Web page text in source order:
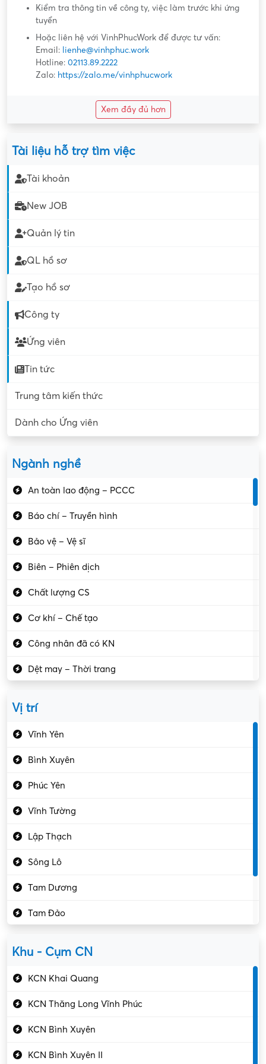
Kiểm tra thông tin về công ty, việc làm trước khi ứng
tuyển
Hoặc liên hệ với VinhPhucWork để được tư vấn:
Email: lienhe@vinhphuc.work
Hotline: 02113.89.2222
Zalo: https://zalo.me/vinhphucwork
Xem đầy đủ hơn
Tài liệu hỗ trợ tìm việc
Tài khoản
New JOB
Quản lý tin
QL hồ sơ
Tạo hồ sơ
Công ty
Ứng viên
Tin tức
Trung tâm kiến thức
Dành cho Ứng viên
Ngành nghề
An toàn lao động – PCCC
Báo chí – Truyền hình
Bảo vệ – Vệ sĩ
Biên – Phiên dịch
Chất lượng CS
Cơ khí – Chế tạo
Công nhân đã có KN
Dệt may – Thời trang
Kiểm soát chất lượng
Kỹ sư cơ khí
Kỹ sư điện
Kỹ thuật cao
Kỹ thuật mạng – IT
Làm bán thời gian
Vị trí
Vĩnh Yên
Bình Xuyên
Phúc Yên
Vĩnh Tường
Lập Thạch
Sông Lô
Tam Dương
Tam Đảo
Khu - Cụm CN
KCN Khai Quang
KCN Thăng Long Vĩnh Phúc
KCN Bình Xuyên
KCN Bình Xuyên II